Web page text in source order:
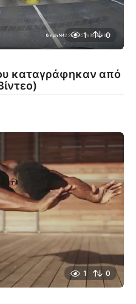
1 0
καταγράφηκαν από
1 0